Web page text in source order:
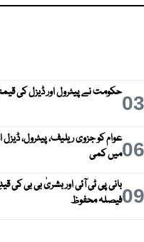
03حکومت نے پیٹرول اور ڈیزل کی
06عوام کو جزوی ریلیف، پیٹرول،
میں کمی
09بانی پی ٹی آئی اور بشریٰ بی بی کی
فیصلہ محفوظ